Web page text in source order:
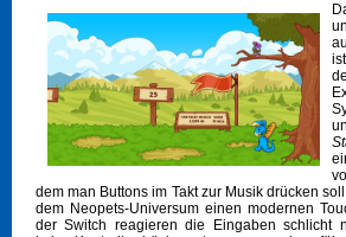
dem man Buttons im Takt zur Musik drücken
dem Neopets-Universum einen modernen
der Switch reagieren die Eingaben schlicht